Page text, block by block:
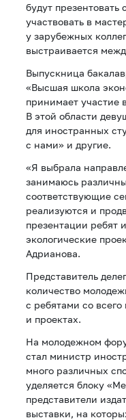
будут
участвовать в
у зарубежных
выстраивается
Выпускница
«Высшая школа
принимает участие
В этой области
для иностранных
с нами» и другие.
«Я выбрала
занимаюсь
соответствующие
реализуются и
презентации ребят
экологические
Адрианова.
Представитель
количество
с ребятами со
и проектах.
На молодежном
стал министр
много различных
уделяется блоку
представители
выставки, на